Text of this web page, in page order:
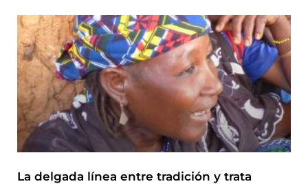
La delgada línea entre tradición y trata